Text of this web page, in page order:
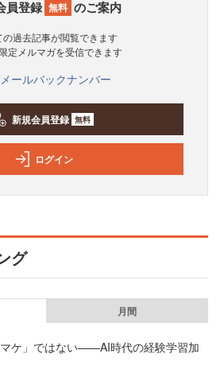
員登録 無料 のご案内
の過去記事が閲覧できます
定メルマガを受信できます
メールバックナンバー
新規会員登録 無料
ログイン
グ
月間
ケ」ではない——AI時代の経験学習加